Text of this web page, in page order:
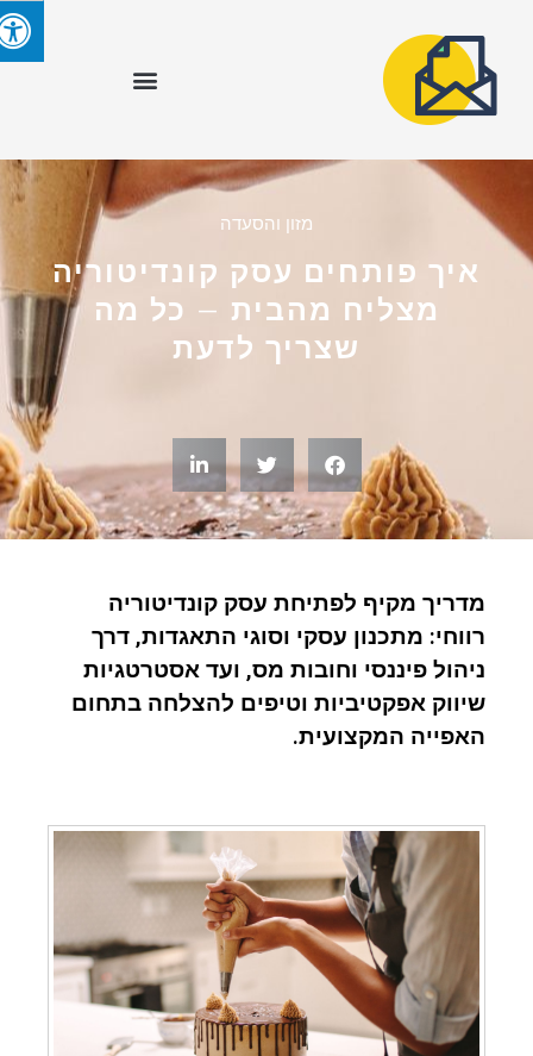
מזון והסעדה
איך פותחים עסק קונדיטוריה
מצליח מהבית – כל מה
שצריך לדעת
מדריך מקיף לפתיחת עסק קונדיטוריה
רווחי: מתכנון עסקי וסוגי התאגדות, דרך
ניהול פיננסי וחובות מס, ועד אסטרטגיות
שיווק אפקטיביות וטיפים להצלחה בתחום
האפייה המקצועית.